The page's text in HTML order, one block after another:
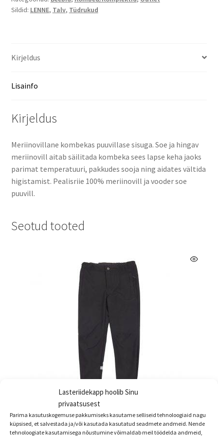
Lasteriidekapp hoolib Sinu
privaatsusest
Parima kasutuskogemuse pakkumiseks kasutame selliseid tehnoloogiaid nagu
küpsised, et salvestada ja/või kasutada kasutatud seadmete andmeid. Nende
tehnoloogiate kasutamisega nõustumine võimaldab meil töödelda andmeid,
62
Sildid: LENNE, Talv, Tüdrukud
Kirjeldus
Lisainfo
Kirjeldus
Meriinovillane kombekas puuvillase sisuga. Soe ja hingav
meriinovill aitab säilitada kombeka sees lapse keha jaoks
parimat temperatuuri, pakkudes sooja ning aidates vältida
higistamist. Pealisriie 100% meriinovill ja vooder soe
puuvill.
Seotud tooted
Lenne softshellist kevad-sügis püksid JAMES, viimane
suurus 170